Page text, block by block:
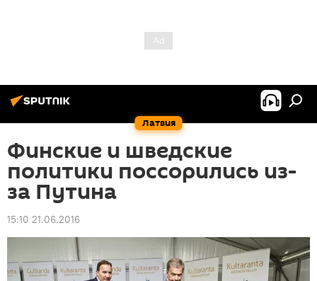
Латвия
Финские и шведские
политики поссорились из-
за Путина
15:10 21.06.2016